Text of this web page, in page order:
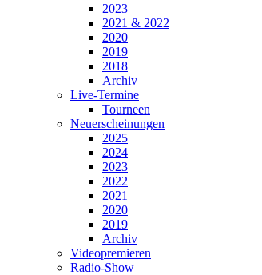
2023
2021 & 2022
2020
2019
2018
Archiv
Live-Termine
Tourneen
Neuerscheinungen
2025
2024
2023
2022
2021
2020
2019
Archiv
Videopremieren
Radio-Show